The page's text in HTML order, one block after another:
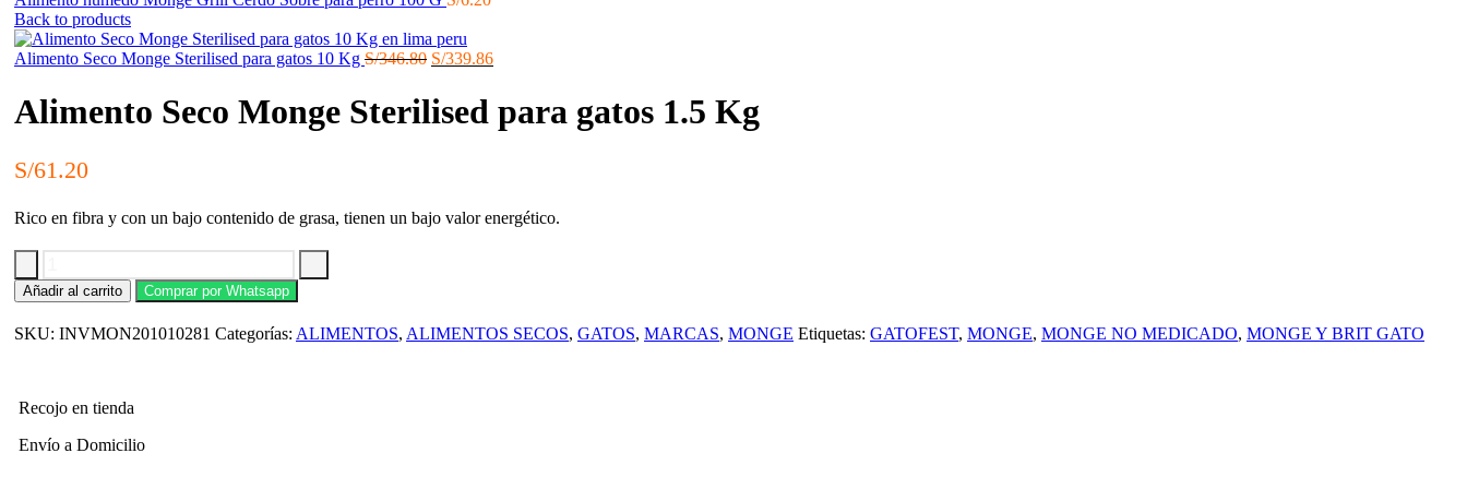
Back to products
Alimento Seco Monge Sterilised para gatos 10 Kg S/346.80 El
original
era:
S/339.86El
es:
S/339.86.
Alimento Seco Monge Sterilised para gatos 1.5 Kg
S/61.20
Rico en fibra y con un bajo contenido de grasa, tienen un bajo valor energético.
Alimento
Seco
Sterilised
Kg
Añadir al carrito Comprar por Whatsapp
SKU: INVMON201010281 Categorías: ALIMENTOS, ALIMENTOS SECOS, GATOS, MARCAS, MONGE Etiquetas: GATOFEST, MONGE, MONGE NO MEDICADO, MONGE Y BRIT GATO
Recojo en tienda
Envío a Domicilio